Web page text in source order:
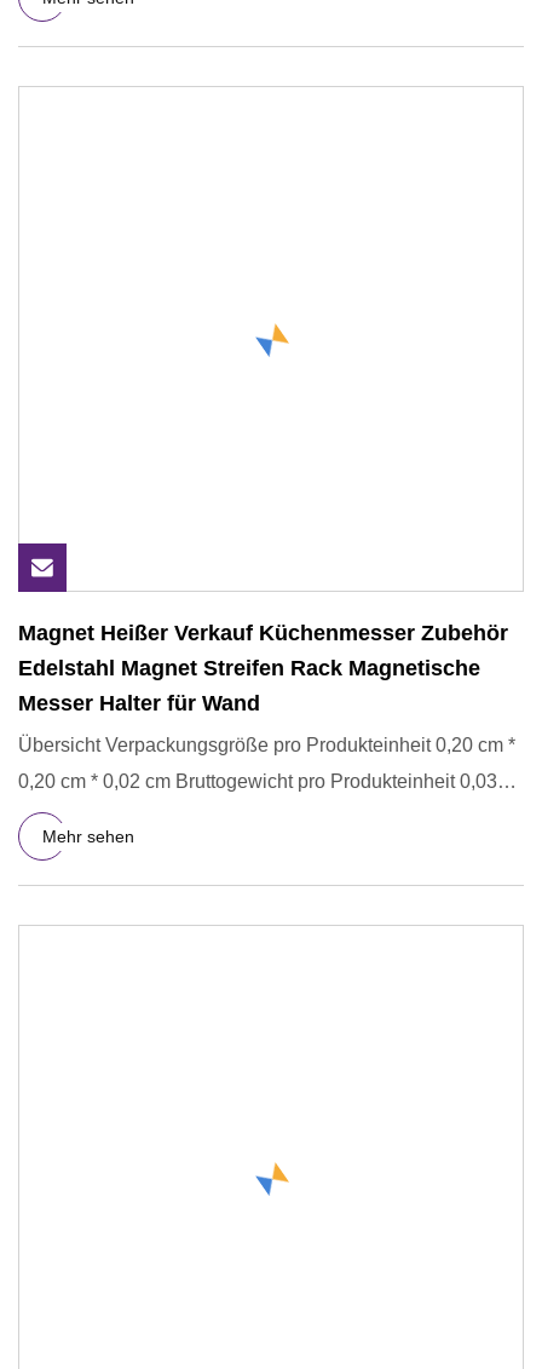
Magnet Heißer Verkauf Küchenmesser Zubehör
Edelstahl Magnet Streifen Rack Magnetische
Messer Halter für Wand
Übersicht Verpackungsgröße pro Produkteinheit 0,20 cm *
0,20 cm * 0,02 cm Bruttogewicht pro Produkteinheit 0,030
kg Über
Mehr sehen